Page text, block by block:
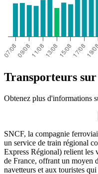
Transporteurs
Obtenez plus d'informations
SNCF, la compagnie
un service de train régional
Express Régional) relient les
de France, offrant un moyen
navetteurs et aux touristes